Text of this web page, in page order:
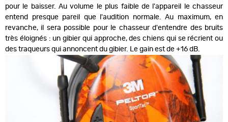
pour le baisser. Au volume le plus faible de l'appareil le chasseur
entend presque pareil que l'audition normale. Au maximum, en
revanche, il sera possible pour le chasseur d'entendre des bruits
très éloignés : un gibier qui approche, des chiens qui se récrient ou
des traqueurs qui annoncent du gibier. Le gain est de +16 dB.